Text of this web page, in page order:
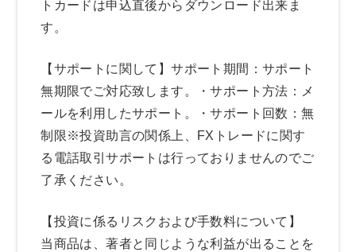
トカードは申込直後からダウンロード出来ま
す。
【サポートに関して】サポート期間：サポート
無期限でご対応致します。・サポート方法：メ
ールを利用したサポート。・サポート回数：無
制限※投資助言の関係上、FXトレードに関す
る電話取引サポートは行っておりませんのでご
了承ください。
【投資に係るリスクおよび手数料について】
当商品は、著者と同じような利益が出ることを